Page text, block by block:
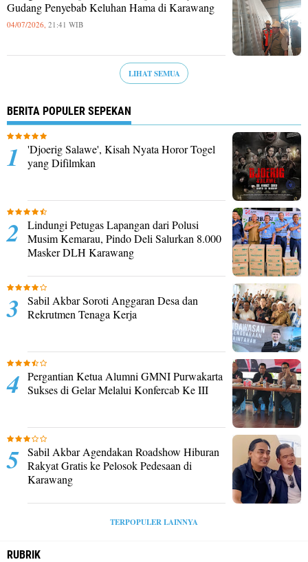
Gudang Penyebab Keluhan Hama di Karawang
04/07/2026, 21:41 WIB
LIHAT SEMUA
BERITA POPULER SEPEKAN
'Djoerig Salawe', Kisah Nyata Horor Togel
yang Difilmkan
Lindungi Petugas Lapangan dari Polusi
Musim Kemarau, Pindo Deli Salurkan 8.000
Masker DLH Karawang
Sabil Akbar Soroti Anggaran Desa dan
Rekrutmen Tenaga Kerja
Pergantian Ketua Alumni GMNI Purwakarta
Sukses di Gelar Melalui Konfercab Ke III
Sabil Akbar Agendakan Roadshow Hiburan
Rakyat Gratis ke Pelosok Pedesaan di
Karawang
TERPOPULER LAINNYA
RUBRIK